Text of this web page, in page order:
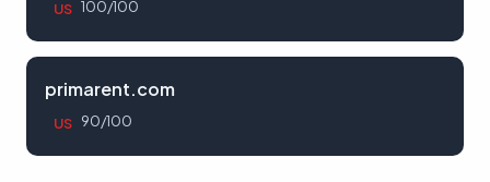
US 100/100
primarent.com
US 90/100